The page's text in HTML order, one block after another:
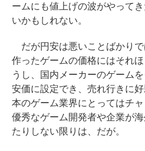
ームにも値上げの波がやって
いかもしれない。
だが円安は悪いことばかり
作ったゲームの価格にはそれ
うし、国内メーカーのゲーム
安価に設定でき、売れ行きに
本のゲーム業界にとってはチ
優秀なゲーム開発者や企業が
たりしない限りは、だが。